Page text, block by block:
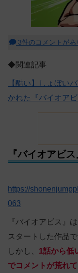
3件のコメントがあ
◆関連記事
【酷い】しょぼい
かれた『バイオア
『バイオアビ
https://
063
『バイオアビス』
スタートした作品
しかし、 1話から低
でコメントが荒れ